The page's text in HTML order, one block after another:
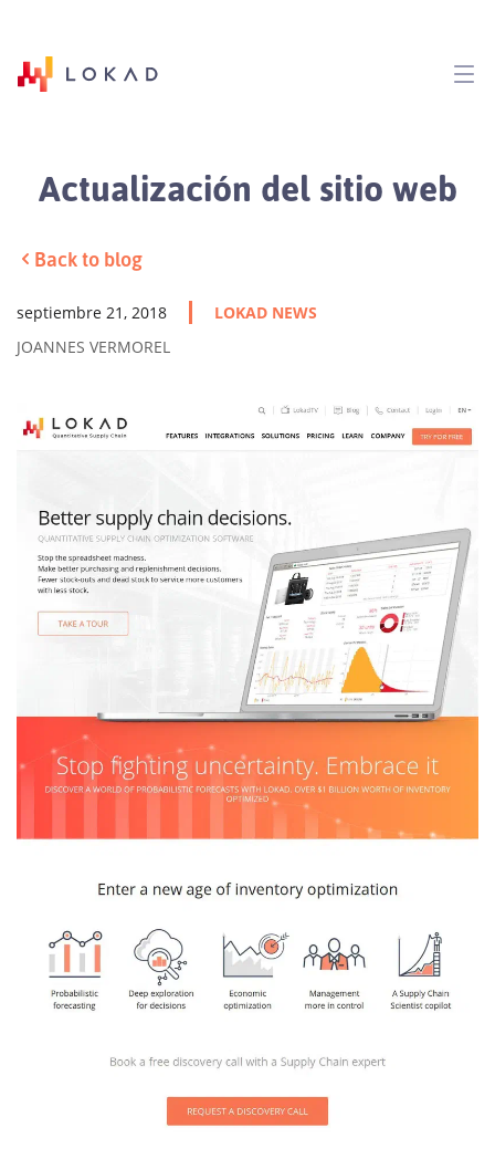
Actualización del sitio web
Back to blog
septiembre 21, 2018
LOKAD NEWS
JOANNES VERMOREL